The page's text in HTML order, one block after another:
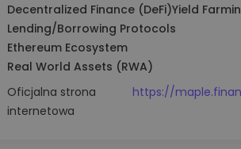
Decentralized Finance (DeFi)Yield
Lending/Borrowing Protocols
Ethereum Ecosystem
Real World Assets (RWA)
Oficjalna strona
internetowa
https://